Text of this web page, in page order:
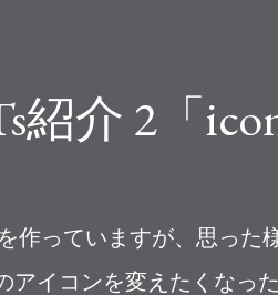
紹介 2「
作っていますが、思った
アイコンを変えたくなっ